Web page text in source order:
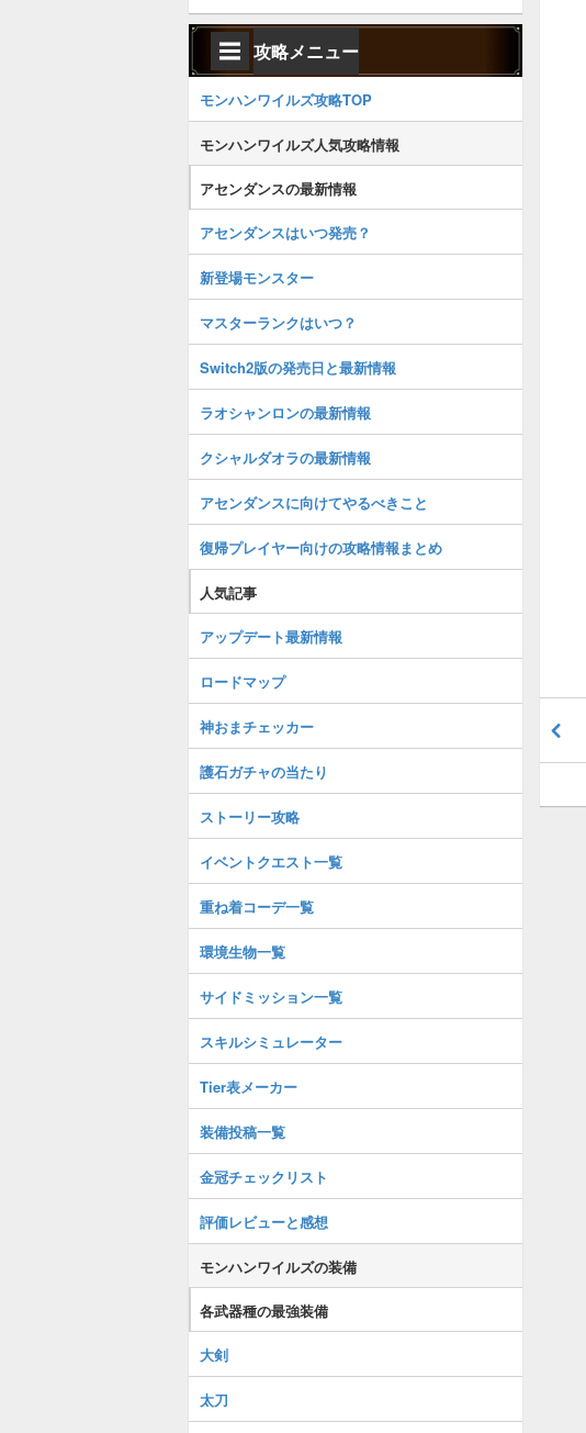
攻略メニュー
モンハンワイルズ攻略TOP
モンハンワイルズ人気攻略情報
アセンダンスの最新情報
アセンダンスはいつ発売？
新登場モンスター
マスターランクはいつ？
Switch2版の発売日と最新情報
ラオシャンロンの最新情報
クシャルダオラの最新情報
アセンダンスに向けてやるべきこと
復帰プレイヤー向けの攻略情報まとめ
人気記事
アップデート最新情報
ロードマップ
神おまチェッカー
護石ガチャの当たり
ストーリー攻略
イベントクエスト一覧
重ね着コーデ一覧
環境生物一覧
サイドミッション一覧
スキルシミュレーター
Tier表メーカー
装備投稿一覧
金冠チェックリスト
評価レビューと感想
モンハンワイルズの装備
各武器種の最強装備
大剣
太刀